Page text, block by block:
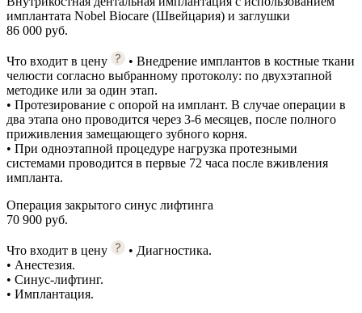
имплантата Nobel Biocare (Швейцария) и заглушки
86 000 руб.
Что входит в цену
• Внедрение имплантов в костные ткани
челюсти согласно выбранному протоколу: по двухэтапной
методике или за один этап.
• Протезирование с опорой на имплант. В случае операции в
два этапа оно проводится через 3-6 месяцев, после полного
приживления замещающего зубного корня.
• При одноэтапной процедуре нагрузка протезными
системами проводится в первые 72 часа после вживления
импланта.
Операция закрытого синус лифтинга
70 900 руб.
Что входит в цену
• Диагностика.
• Анестезия.
• Синус-лифтинг.
• Имплантация.